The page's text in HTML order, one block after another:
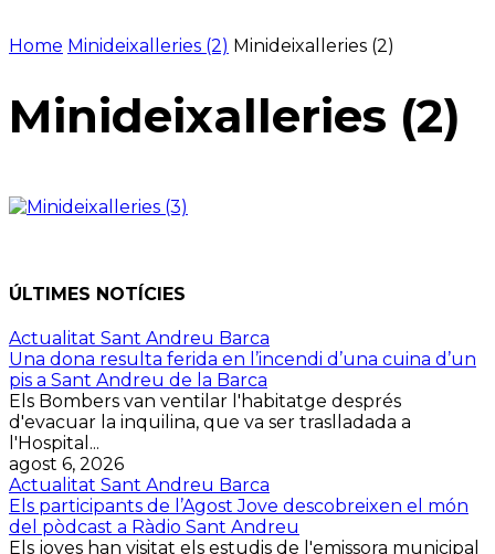
Home Minideixalleries (2) Minideixalleries (2)
Minideixalleries (2)
ÚLTIMES NOTÍCIES
Actualitat Sant Andreu Barca
Una dona resulta ferida en l’incendi d’una cuina d’un
pis a Sant Andreu de la Barca
Els Bombers van ventilar l'habitatge després
d'evacuar la inquilina, que va ser traslladada a
l'Hospital...
agost 6, 2026
Actualitat Sant Andreu Barca
Els participants de l’Agost Jove descobreixen el món
del pòdcast a Ràdio Sant Andreu
Els joves han visitat els estudis de l'emissora municipal